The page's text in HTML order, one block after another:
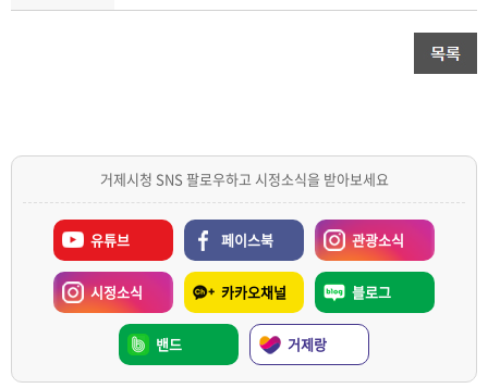
거제시청 SNS 팔로우하고 시정소식을 받아보세요
유튜브 페이스북 관광소식
시정소식 카카오채널 블로그
밴드 거제랑